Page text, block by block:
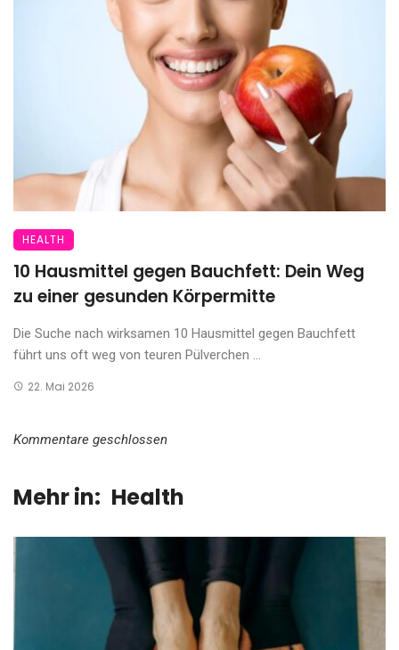
HEALTH
10 Hausmittel gegen Bauchfett: Dein Weg
zu einer gesunden Körpermitte
Die Suche nach wirksamen 10 Hausmittel gegen Bauchfett
führt uns oft weg von teuren Pülverchen ...
22. Mai 2026
Kommentare geschlossen
Mehr in: Health